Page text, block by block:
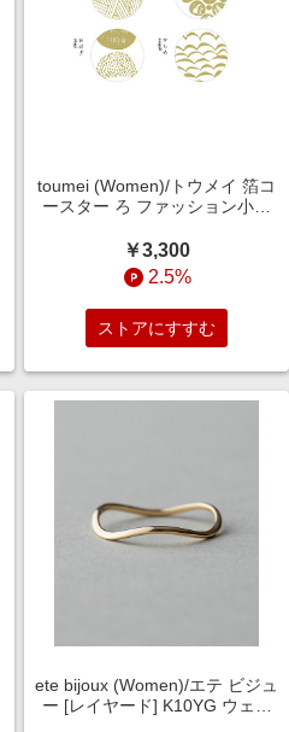
toumei (Women)/トウメイ 箔コ
ースター ろ ファッション小物
￥3,300
2.5%
ストアにすすむ
ete bijoux (Women)/エテ ビジュ
ー [レイヤード] K10YG ウェー